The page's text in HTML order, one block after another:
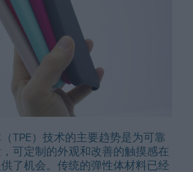
TPE）技术的主要趋势是为可靠
可定制的外观和改善的触摸感在
了机会。传统的弹性体材料已经